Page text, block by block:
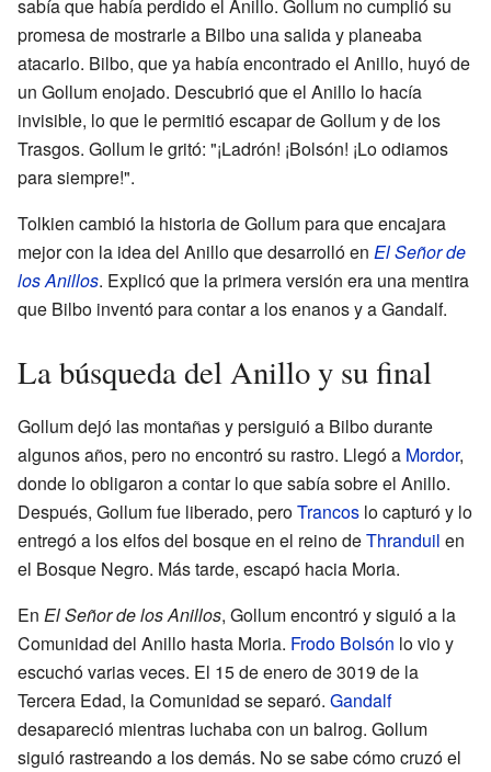
sabía que había perdido el Anillo. Gollum no cumplió su
promesa de mostrarle a Bilbo una salida y planeaba
atacarlo. Bilbo, que ya había encontrado el Anillo, huyó de
un Gollum enojado. Descubrió que el Anillo lo hacía
invisible, lo que le permitió escapar de Gollum y de los
Trasgos. Gollum le gritó: "¡Ladrón! ¡Bolsón! ¡Lo odiamos
para siempre!".
Tolkien cambió la historia de Gollum para que encajara
mejor con la idea del Anillo que desarrolló en El Señor de
los Anillos. Explicó que la primera versión era una mentira
que Bilbo inventó para contar a los enanos y a Gandalf.
La búsqueda del Anillo y su final
Gollum dejó las montañas y persiguió a Bilbo durante
algunos años, pero no encontró su rastro. Llegó a Mordor,
donde lo obligaron a contar lo que sabía sobre el Anillo.
Después, Gollum fue liberado, peroTrancos lo capturó y lo
entregó a los elfos del bosque en el reino deThranduil en
el Bosque Negro. Más tarde, escapó hacia Moria.
En El Señor de los Anillos, Gollum encontró y siguió a la
Comunidad del Anillo hasta Moria. Frodo Bolsón lo vio y
escuchó varias veces. El 15 de enero de 3019 de la
Tercera Edad, la Comunidad se separó. Gandalf
desapareció mientras luchaba con un balrog. Gollum
siguió rastreando a los demás. No se sabe cómo cruzó el